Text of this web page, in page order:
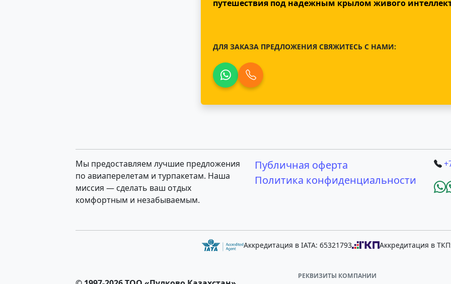
путешествия под надежным крылом живого
ДЛЯ ЗАКАЗА ПРЕДЛОЖЕНИЯ СВЯЖИТЕСЬ С НАМИ:
Мы предоставляем лучшие предложения
по авиаперелетам и турпакетам. Наша
миссия — сделать ваш отдых
комфортным и незабываемым.
Публичная оферта
Политика конфиденциальности
Аккредитация в IATA: 65321793 Аккредитация в
РЕКВИЗИТЫ КОМПАНИИ